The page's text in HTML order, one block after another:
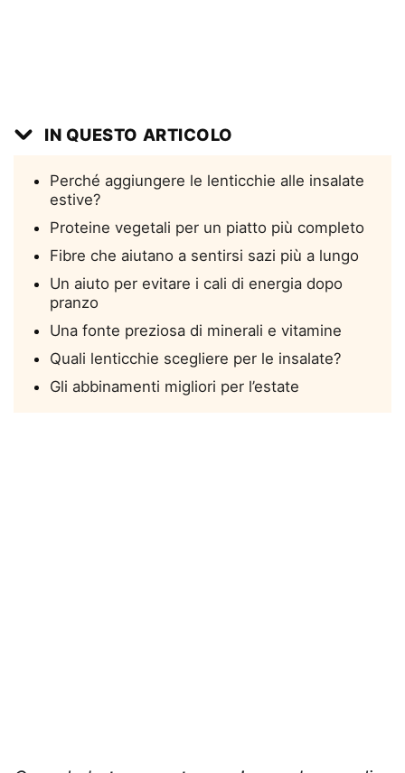
IN QUESTO ARTICOLO
Perché aggiungere le lenticchie alle insalate
estive?
Proteine vegetali per un piatto più completo
Fibre che aiutano a sentirsi sazi più a lungo
Un aiuto per evitare i cali di energia dopo
pranzo
Una fonte preziosa di minerali e vitamine
Quali lenticchie scegliere per le insalate?
Gli abbinamenti migliori per l’estate